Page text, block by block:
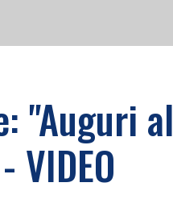
"Auguri al